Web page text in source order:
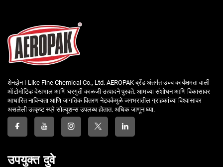
शेनझेन i-Like Fine Chemical Co., Ltd. AEROPAK ब्रँड अंतर्गत उच्च कार्यक्षमता वाली
ऑटोमोटिव्ह देखभाल आणि घरगुती काळजी उत्पादने पुरवते. आमच्या संशोधन आणि विकासावर
आधारित नाविन्यता आणि जागतिक वितरण नेटवर्कमुळे जगभरातील ग्राहकांच्या विश्वासावर
असलेली उत्कृष्ट स्प्रे सोल्यूशन्स उपलब्ध होतात. अधिक जाणून घ्या.
उपयुक्त दुवे